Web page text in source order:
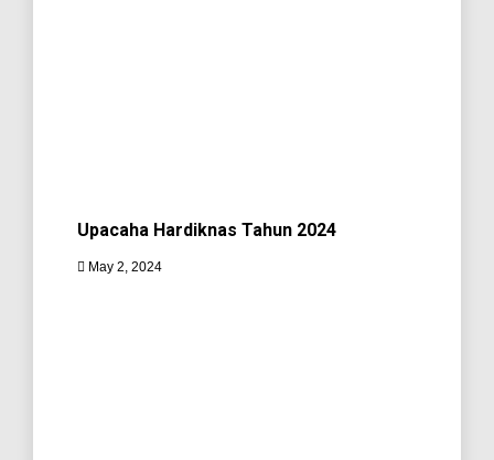
Upacaha Hardiknas Tahun 2024
May 2, 2024